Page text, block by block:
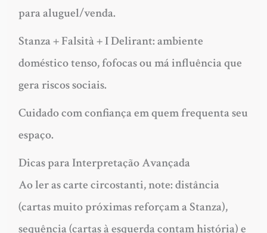
para aluguel/venda.
Stanza + Falsità + I Delirant: ambiente
doméstico tenso, fofocas ou má influência que
gera riscos sociais.
Cuidado com confiança em quem frequenta seu
espaço.
Dicas para Interpretação Avançada
Ao ler as carte circostanti, note: distância
(cartas muito próximas reforçam a Stanza),
sequência (cartas à esquerda contam história) e